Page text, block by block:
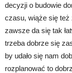
decyzji o budowie
czasu, wiąże się
zawsze da się tak
trzeba dobrze się
by udało się nam
rozplanować to